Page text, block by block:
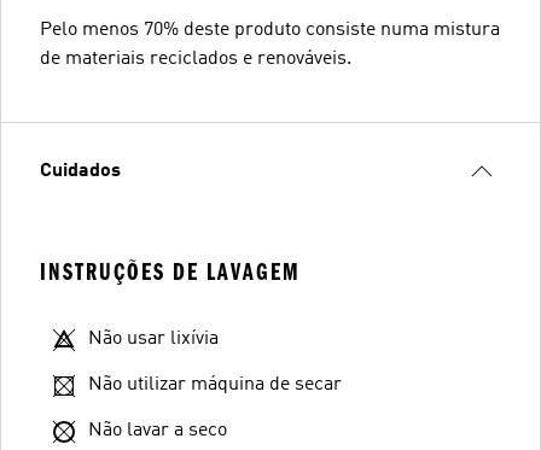
Pelo menos 70% deste produto consiste numa mistura
de materiais reciclados e renováveis.
Cuidados
INSTRUÇÕES DE LAVAGEM
Não usar lixívia
Não utilizar máquina de secar
Não lavar a seco